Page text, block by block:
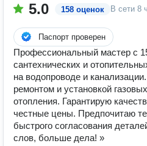
5.0 158 оценок В сети 8
Паспорт проверен
Профессиональный мастер с
сантехнических и
на водопроводе и
ремонтом и установкой
отопления. Гарантирую
честные цены. Предпочитаю
быстрого согласования
слов, больше дела! »